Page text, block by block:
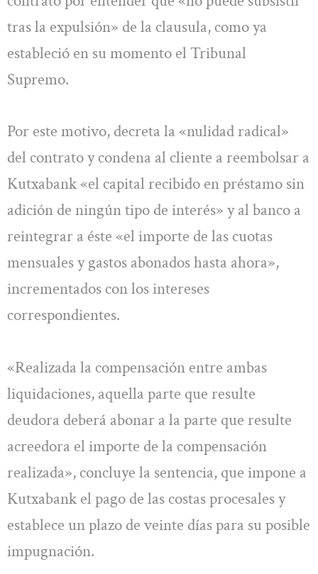
tras la expulsión» de la clausula, como ya
estableció en su momento el Tribunal
Supremo.
Por este motivo, decreta la «nulidad radical»
del contrato y condena al cliente a reembolsar a
Kutxabank «el capital recibido en préstamo sin
adición de ningún tipo de interés» y al banco a
reintegrar a éste «el importe de las cuotas
mensuales y gastos abonados hasta ahora»,
incrementados con los intereses
correspondientes.
«Realizada la compensación entre ambas
liquidaciones, aquella parte que resulte
deudora deberá abonar a la parte que resulte
acreedora el importe de la compensación
realizada», concluye la sentencia, que impone a
Kutxabank el pago de las costas procesales y
establece un plazo de veinte días para su posible
impugnación.